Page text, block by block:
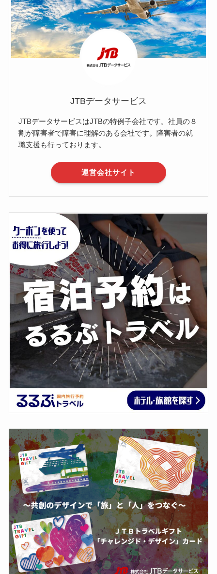
JTBデータサービス
JTBデータサービスはJTBの特例子会社です。社員の８
割が障害者で障害に理解のある会社です。障害者の就
職支援も行っております。
運営会社サイト